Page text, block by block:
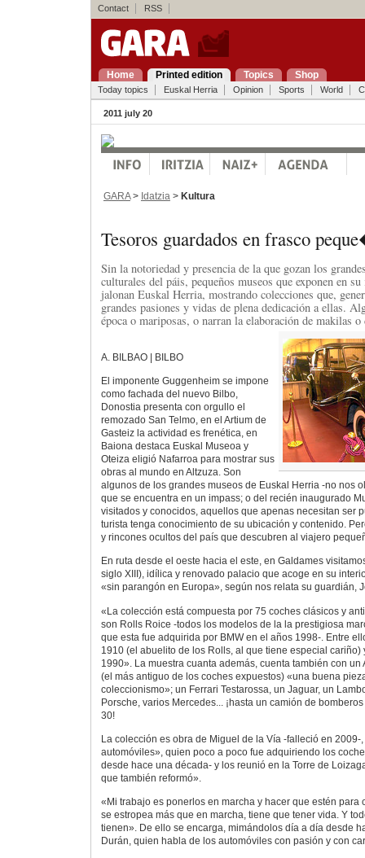
Contact RSS
Home Printed edition Topics Shop
Today topics Euskal Herria Opinion Sports World
2011 july 20
GARA> Idatzia > Kultura
Tesoros guardados en frasco
Sin la notoriedad y presencia de la que gozan los
culturales del páis, pequeños museos que exponen en
jalonan Euskal Herria, mostrando colecciones que,
grandes pasiones y vidas de plena dedicación a ellas.
época o mariposas, o narran la elaboración de makilas
A. BILBAO | BILBO
El imponente Guggenheim se impone
como fachada del nuevo Bilbo,
Donostia presenta con orgullo el
remozado San Telmo, en el Artium de
Gasteiz la actividad es frenética, en
Baiona destaca Euskal Museoa y
Oteiza eligió Nafarroa para mostrar sus
obras al mundo en Altzuza. Son
algunos de los grandes museos de Euskal Herria -no nos
que se encuentra en un impass; o del recién inaugurado
visitados y conocidos, aquellos que apenas necesitan ser
turista tenga conocimiento de su ubicación y contenido.
y rincones ocultos del país que descubren al viajero
En ruta desde el oeste hacia el este, en Galdames
siglo XIII), idílica y renovado palacio que acoge en su
«sin parangón en Europa», según nos relata su guardián,
«La colección está compuesta por 75 coches clásicos y
son Rolls Roice -todos los modelos de la la prestigiosa
que esta fue adquirida por BMW en el años 1998-. Entre
1910 (el abuelito de los Rolls, al que tiene especial cariño)
1990». La muestra cuanta además, cuenta también con
(el más antiguo de los coches expuestos) «una buena
coleccionismo»; un Ferrari Testarossa, un Jaguar, un
Porsche, varios Mercedes... ¡hasta un camión de
30!
La colección es obra de Miguel de la Vía -falleció en 2009-
automóviles», quien poco a poco fue adquiriendo los
desde hace una década- y los reunió en la Torre de
que también reformó».
«Mi trabajo es ponerlos en marcha y hacer que estén para
se estropea más que en marcha, tiene que tener vida. Y
tienen». De ello se encarga, mimándolos día a día desde
Durán, quien habla de los automóviles con pasión y con